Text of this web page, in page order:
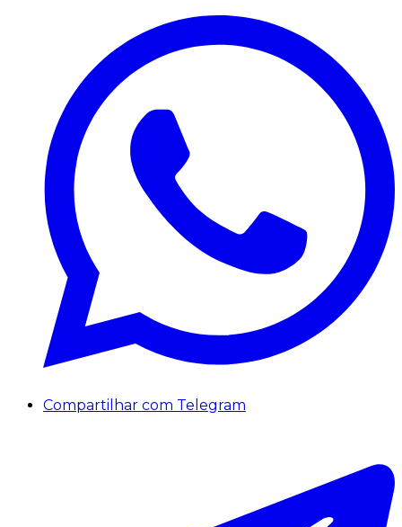
Compartilhar com Telegram